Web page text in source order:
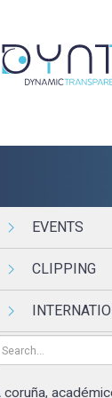
EVENTS
CLIPPING
coruña,